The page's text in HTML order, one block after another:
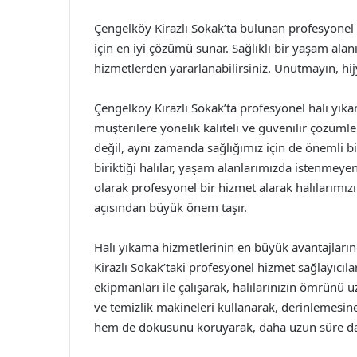
Çengelköy Kirazlı Sokak’ta bulunan profesyonel
için en iyi çözümü sunar. Sağlıklı bir yaşam
hizmetlerden yararlanabilirsiniz. Unutmayın,
Çengelköy Kirazlı Sokak’ta profesyonel halı
müşterilere yönelik kaliteli ve güvenilir
değil, aynı zamanda sağlığımız için de
biriktiği halılar, yaşam alanlarımızda
olarak profesyonel bir hizmet alarak
açısından büyük önem taşır.
Halı yıkama hizmetlerinin en büyük
Kirazlı Sokak’taki profesyonel hizmet
ekipmanları ile çalışarak, halılarınızın
ve temizlik makineleri kullanarak,
hem de dokusunu koruyarak, daha uzun süre